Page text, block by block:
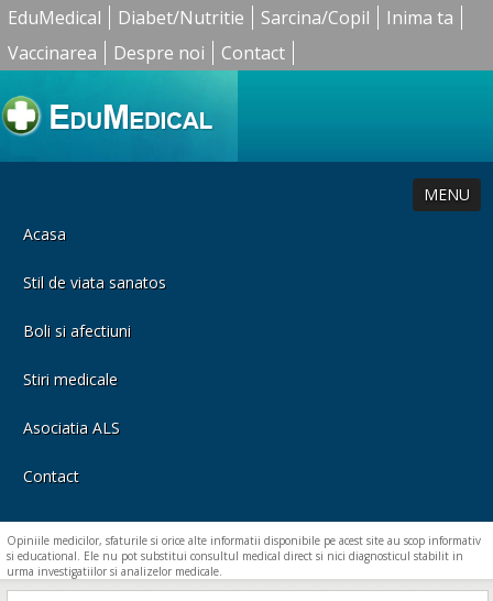
EduMedical Diabet/Nutritie Sarcina/Copil
Inima ta
Vaccinarea
Despre noi Contact
MENU
Acasa
Stil de viata sanatos
Boli si afectiuni
Stiri medicale
Asociatia ALS
Contact
Opiniile medicilor, sfaturile si orice alte informatii disponibile pe acest site au scop informativ
si educational. Ele nu pot substitui consultul medical direct si nici diagnosticul stabilit in
urma investigatiilor si analizelor medicale.